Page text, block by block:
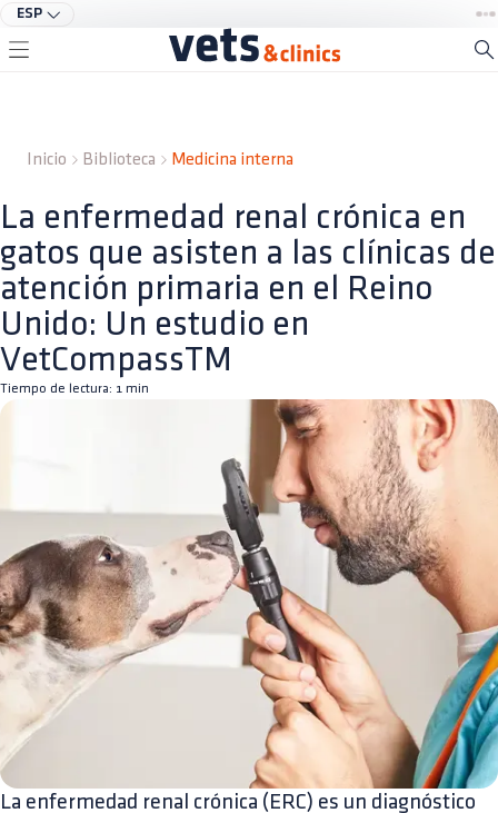
ESP
Inicio Biblioteca Medicina interna
La enfermedad renal crónica en
gatos que asisten a las clínicas de
atención primaria en el Reino
Unido: Un estudio en
VetCompassTM
Tiempo de lectura: 1 min
La enfermedad renal crónica (ERC) es un diagnóstico